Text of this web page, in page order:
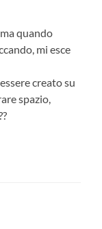
quando
mi esce
creato su
spazio,